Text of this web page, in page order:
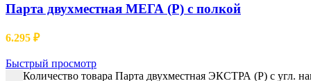
Парта двухместная МЕГА (Р) с полкой
6.295 ₽
Быстрый просмотр
Количество товара Парта двухместная ЭКСТРА (Р) с угл.